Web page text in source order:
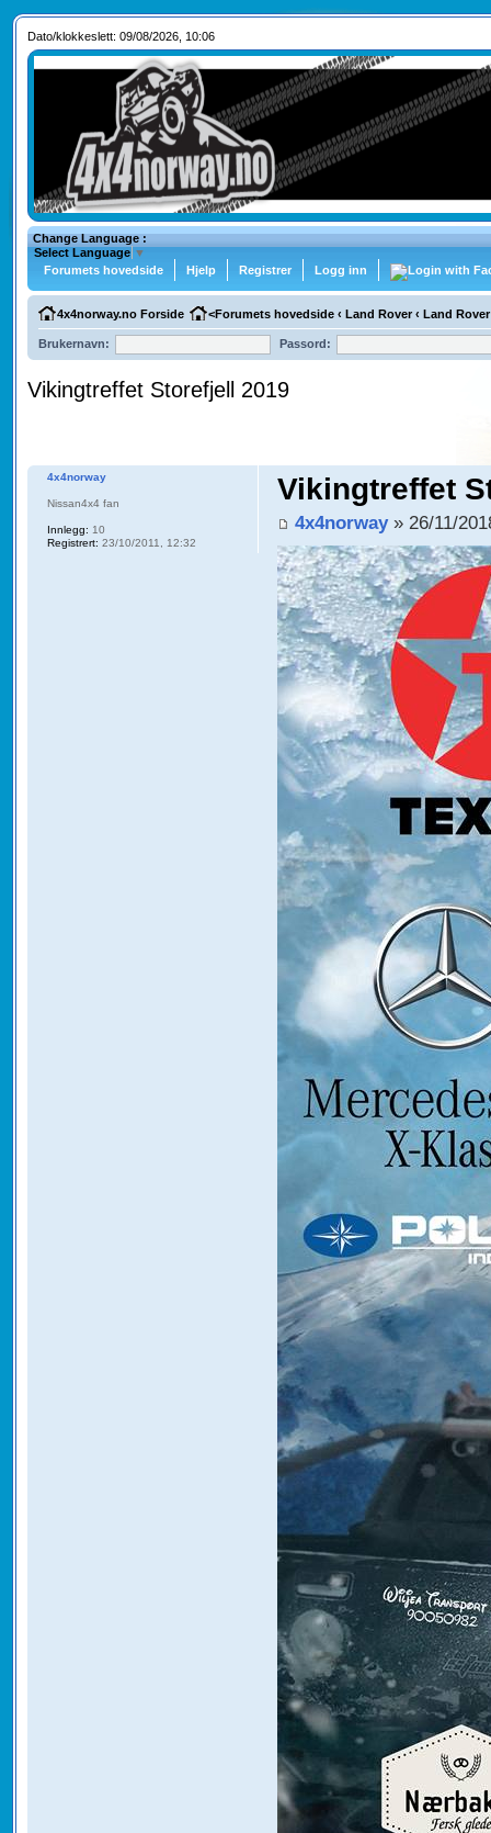
Dato/klokkeslett: 09/08/2026, 10:06
Change Language :
Select Language ▼
Forumets hovedside
Hjelp Registrer Logg inn
4x4norway.no Forside <Forumets hovedside ‹ Land Rover ‹ Land Rover
Brukernavn: Passord:
Vikingtreffet Storefjell 2019
Vikingtreffet
4x4norway» 26/11/
4x4norway
Nissan4x4 fan
Innlegg: 10
Registrert: 23/10/2011, 12:32